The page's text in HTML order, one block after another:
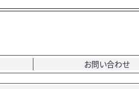
お問い合わせ